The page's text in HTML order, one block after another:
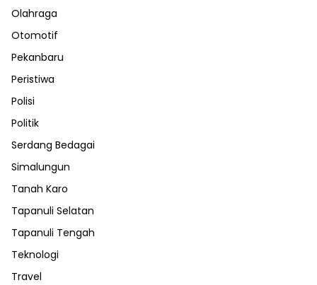
Olahraga
Otomotif
Pekanbaru
Peristiwa
Polisi
Politik
Serdang Bedagai
Simalungun
Tanah Karo
Tapanuli Selatan
Tapanuli Tengah
Teknologi
Travel